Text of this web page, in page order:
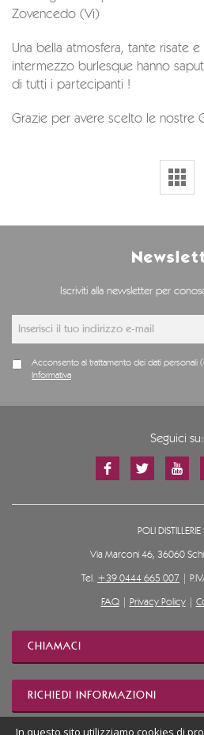
Zovencedo (Vi)
Una bella atmosfera, tante risate
intermezzo burlesque hanno
di tutti i partecipanti !
Grazie per avere scelto le nostre
Iscriviti alla newsletter per
Acconsento al trattamento dei dati personali
Informativa
Seguici su:
POLI DISTILLERIE
Via Marconi 46, 36060
Tel. +39 0444 665 007 |
FAQ| Privacy Policy|
CHIAMACI
RICHIEDI INFORMAZIONI
In questo sito utilizziamo cookies di